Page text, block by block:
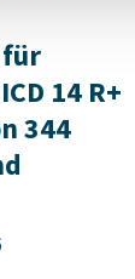
14 R+
344